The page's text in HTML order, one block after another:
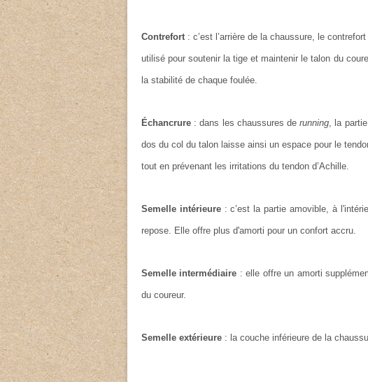
Contrefort : c’est l’arrière de la chaussure, le
utilisé pour soutenir la tige et maintenir le talon du
la stabilité de chaque foulée.
Échancrure : dans les chaussures derunning, la
dos du col du talon laisse ainsi un espace pour le
tout en prévenant les irritations du tendon d’Achille.
Semelle intérieure: c’est la partie amovible, à
repose. Elle offre plus d'amorti pour un confort accru.
Semelle intermédiaire : elle offre un amorti
du coureur.
Semelle extérieure : la couche inférieure de la